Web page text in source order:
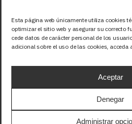
Esta página web únicamente utiliza cookies
optimizar el sitio web y asegurar su correcto
cede datos de carácter personal de los
adicional sobre el uso de las cookies, acceda
Aceptar
Denegar
Administrar
Síguenos
Facebook
X (Twitter)
Instagram
Precios sin IVA (21%). Tasa